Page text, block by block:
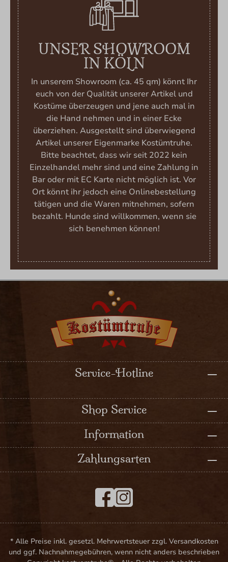
UNSER SHOWROOM
IN KÖLN
In unserem Showroom (ca. 45 qm) könnt Ihr
euch von der Qualität unserer Artikel und
Kostüme überzeugen und jene auch mal in
die Hand nehmen und in einer Ecke
überziehen. Ausgestellt sind überwiegend
Artikel unserer Eigenmarke Kostümtruhe.
Bitte beachtet, dass wir seit 2022 kein
Einzelhandel mehr sind und eine Zahlung in
Bar oder mit EC Karte nicht möglich ist. Vor
Ort könnt ihr jedoch eine Onlinebestellung
tätigen und die Waren mitnehmen, sofern
bezahlt. Hunde sind willkommen, wenn sie
sich benehmen können!
Service-Hotline
Shop Service
Information
Zahlungsarten
* Alle Preise inkl. gesetzl. Mehrwertsteuer zzgl. Versandkosten
und ggf. Nachnahmegebühren, wenn nicht anders beschrieben